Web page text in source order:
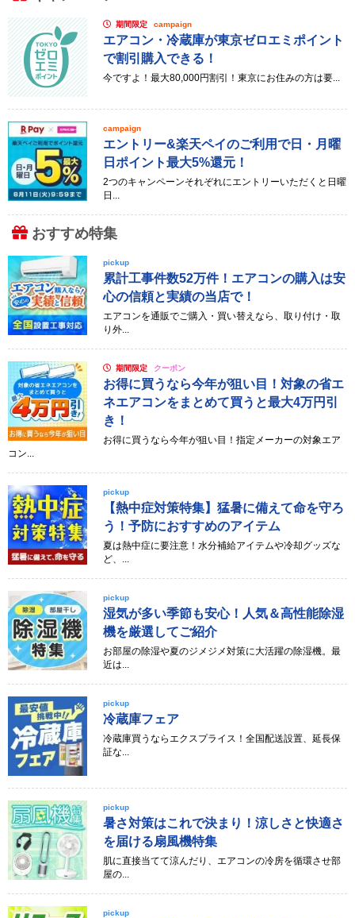
期間限定 campaign
エアコン・冷蔵庫が東京ゼロエミポイント
で割引購入できる！
今ですよ！最大80,000円割引！東京にお住みの方は要...
campaign
エントリー&楽天ペイのご利用で日・月曜
日ポイント最大5%還元！
2つのキャンペーンそれぞれにエントリーいただくと日曜
日...
おすすめ特集
pickup
累計工事件数52万件！エアコンの購入は安
心の信頼と実績の当店で！
エアコンを通販でご購入・買い替えなら、取り付け・取
り外...
期間限定 クーポン
お得に買うなら今年が狙い目！対象の省エ
ネエアコンをまとめて買うと最大4万円引
き！
お得に買うなら今年が狙い目！指定メーカーの対象エア
コン...
pickup
【熱中症対策特集】猛暑に備えて命を守ろ
う！予防におすすめのアイテム
夏は熱中症に要注意！水分補給アイテムや冷却グッズな
ど、...
pickup
湿気が多い季節も安心！人気＆高性能除湿
機を厳選してご紹介
お部屋の除湿や夏のジメジメ対策に大活躍の除湿機。最
近は...
pickup
冷蔵庫フェア
冷蔵庫買うならエクスプライス！全国配送設置、延長保
証な...
pickup
暑さ対策はこれで決まり！涼しさと快適さ
を届ける扇風機特集
肌に直接当てて涼んだり、エアコンの冷房を循環させ部
屋の...
pickup